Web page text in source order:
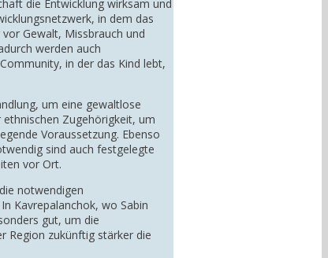
die Entwicklung wirksam und
in dem das
Gewalt, Missbrauch und
werden auch
in der das Kind lebt,
um eine gewaltlose
Zugehörigkeit, um
Voraussetzung. Ebenso
sind auch festgelegte
vor Ort.
notwendigen
Kavrepalanchok, wo Sabin
gut, um die
Region zukünftig stärker die